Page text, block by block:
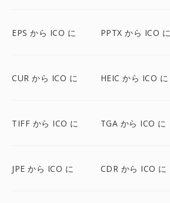
EPS から ICO に PPTX から ICO に
CUR から ICO に HEIC から ICO に
TIFF から ICO に TGA から ICO に
JPE から ICO に CDR から ICO に